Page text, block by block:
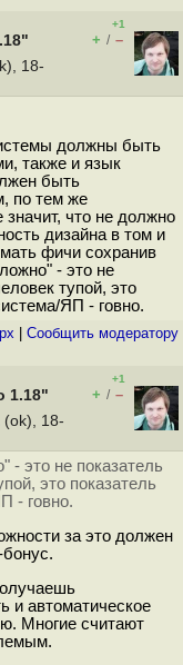
+1
+ / –
18-
должны быть
также и язык
быть
по тем же
что не должно
дизайна в том и
фичи сохранив
- это не
тупой, это
ЯП - говно.
Cообщить модератору
1.18"
+1
+ / –
(ok), 18-
это не показатель
это показатель
- говно.
за это должен
и автоматическое
Многие считают